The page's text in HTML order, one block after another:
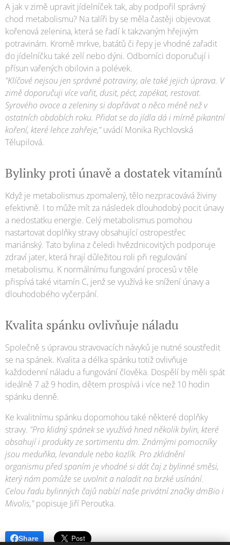
A jak v zimě upravit jídelníček tak, aby podpořil správný
chod metabolismu? Na talíři by se měla častěji objevovat
kořenová zelenina, která se řadí k takzvaným hřejivým
potravinám. Kromě mrkve, batátů či řepy je vhodné zařadit
do jídelníčku také zelí nebo dýni. Odborníci doporučují i
přísun vařených obilovin a polévek.
"Klíčové nejsou jen správné potraviny, ale také jejich úprava. V
zimě doporučuji více vařit, dusit, péct, zapékat, restovat.
Syrového ovoce a zeleniny si dopřávat o něco méně než v
ostatních obdobích roku. Přidat se do jídla dá i mírně pikantní
koření, které lehce zahřeje,"uvádí Monika Rychlovská
Tělupilová.
Bylinky proti únavě a dostatek vitamínů
Když je metabolismus zpomalený, tělo nezpracovává živiny
efektivně. I to může mít za následek dlouhodobý pocit únavy
a nedostatku energie. Celý metabolismus pomohou
nastartovat doplňky stravy obsahující ostropestřec
mariánský. Tato bylina z čeledi hvězdnicovitých podporuje
zdraví jater, která hrají důležitou roli při regulování
metabolismu. K normálnímu fungování procesů v těle
přispívá také vitamín C, jenž se využívá ke snížení únavy a
dlouhodobého vyčerpání.
Kvalita spánku ovlivňuje náladu
Společně s úpravou stravovacích návyků je nutné soustředit
se na spánek. Kvalita a délka spánku totiž ovlivňuje
každodenní náladu a fungování člověka. Dospělí by měli spát
ideálně 7 až 9 hodin, dětem prospívá i více než 10 hodin
spánku denně.
Ke kvalitnímu spánku dopomohou také některé doplňky
stravy. "Pro klidný spánek se využívá hned několik bylin, které
obsahují i produkty ze sortimentu dm. Známými pomocníky
jsou meduňka, levandule nebo kozlík. Pro zklidnění
organismu před spaním je vhodné si dát čaj z bylinné směsi,
který nám pomůže se uvolnit a naladit na brzké usínání.
Celou řadu bylinných čajů nabízí naše privátní značky dmBio i
Mivolis,"popisuje Jiří Peroutka.
Share